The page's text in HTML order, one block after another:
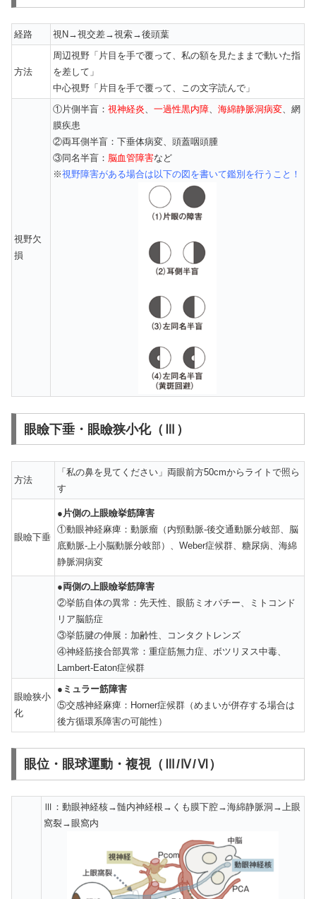
経路 視N→視交差→視索→後頭葉
方法
周辺視野「片目を手で覆って、私の額を見たままで動いた指
を差して」
中心視野「片目を手で覆って、この文字読んで」
視野欠
損
①片側半盲： 視神経炎、 一過性黒内障、 海綿静脈洞病変、網
膜疾患
②両耳側半盲：下垂体病変、頭蓋咽頭腫
③同名半盲： 脳血管障害など
※視野障害がある場合は以下の図を書いて鑑別を行うこと！
眼瞼下垂・眼瞼狭小化（Ⅲ）
方法
「私の鼻を見てください」両眼前方50cmからライトで照ら
す
眼瞼下垂
● 片側の上眼瞼挙筋障害
①動眼神経麻痺：動脈瘤（内頸動脈-後交通動脈分岐部、脳
底動脈-上小脳動脈分岐部）、Weber症候群、糖尿病、海綿
静脈洞病変
●両側の上眼瞼挙筋障害
②挙筋自体の異常：先天性、眼筋ミオパチー、ミトコンド
リア脳筋症
③挙筋腱の伸展：加齢性、コンタクトレンズ
④神経筋接合部異常：重症筋無力症、ボツリヌス中毒、
Lambert-Eaton症候群
眼瞼狭小
化
●ミュラー筋障害
⑤交感神経麻痺：Horner症候群（めまいが併存する場合は
後方循環系障害の可能性）
眼位・眼球運動・複視（Ⅲ/Ⅳ/Ⅵ）
Ⅲ：動眼神経核→髄内神経根→くも膜下腔→海綿静脈洞→上眼
窩裂→眼窩内